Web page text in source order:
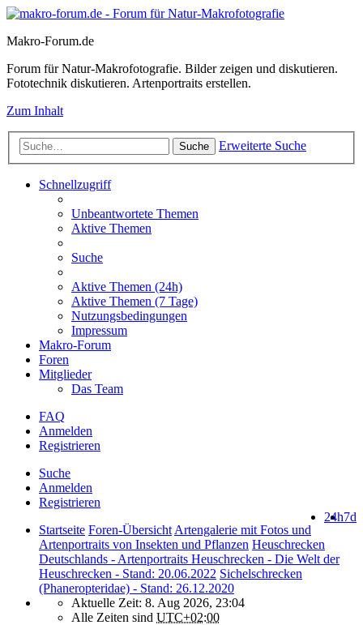
Makro-Forum.de
Forum für Natur-Makrofotografie. Bilder zeigen und diskutieren.
Fototechnik diskutieren. Artenportraits erstellen.
Zum Inhalt
Suche Erweiterte Suche
Schnellzugriff
Unbeantwortete Themen
Aktive Themen
Suche
Aktive Themen (24h)
Aktive Themen (7 Tage)
Nutzungsbedingungen
Impressum
Makro-Forum
Foren
Mitglieder
Das Team
FAQ
Anmelden
Registrieren
Suche
Anmelden
Registrieren
7d
24h
Startseite Foren-Übersicht Artengalerie mit Fotos und
Artenportraits von Insekten und Pflanzen Heuschrecken
Deutschlands - Artenportraits Heuschrecken - Die Welt der
Heuschrecken - Stand: 20.06.2022 Sichelschrecken
(Phaneropteridae) - Stand: 26.12.2020
Aktuelle Zeit: 8. Aug 2026, 23:04
Alle Zeiten sind UTC+02:00